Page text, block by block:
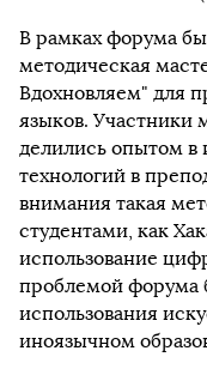
В рамках форума
методическая
Вдохновляем" для
языков. Участники
делились опытом в
технологий в
внимания такая
студентами, как
использование
проблемой форума
использования
иноязычном